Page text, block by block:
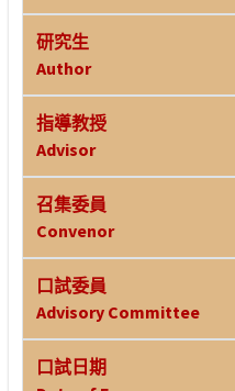
研究生
Author
指導教授
Advisor
召集委員
Convenor
口試委員
Advisory Committee
口試日期